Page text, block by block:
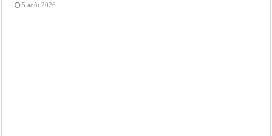
5 août 2026